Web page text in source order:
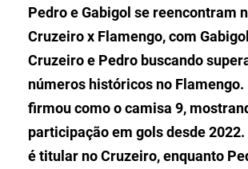
Pedro e Gabigol se reencontram
Cruzeiro x Flamengo, com
Cruzeiro e Pedro buscando
números históricos no Flamengo.
firmou como o camisa 9,
participação em gols desde
é titular no Cruzeiro, enquanto